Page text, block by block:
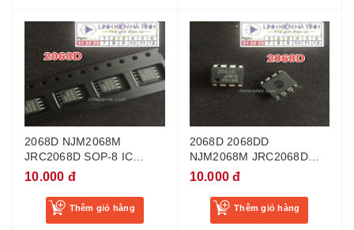
2068D NJM2068M
JRC2068D SOP-8 IC
khuếch đại loại dán
10.000 đ
Thêm giỏ hàng
2068D 2068DD
NJM2068M JRC2068D
DIPP-8 IC khuếch đại loại
10.000 đ
Thêm giỏ hàng